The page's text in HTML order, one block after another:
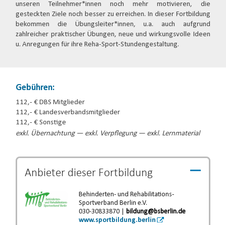
unseren Teilnehmer*innen noch mehr motivieren, die
gesteckten Ziele noch besser zu erreichen. In dieser Fortbildung
bekommen die Übungsleiter*innen, u.a. auch aufgrund
zahlreicher praktischer Übungen, neue und wirkungsvolle Ideen
u. Anregungen für ihre Reha-Sport-Stundengestaltung.
Gebühren:
112,- € DBS Mitglieder
112,- € Landesverbandsmitglieder
112,- € Sonstige
exkl. Übernachtung — exkl. Verpflegung — exkl. Lernmaterial
Anbieter dieser Fortbildung
Behinderten- und Rehabilitations-
Sportverband Berlin e.V.
030-30833870 | bildung@bsberlin.de
www.sportbildung.berlin